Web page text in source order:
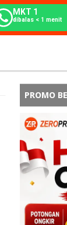
MKT 1
dibalas < 1 menit
PROMO